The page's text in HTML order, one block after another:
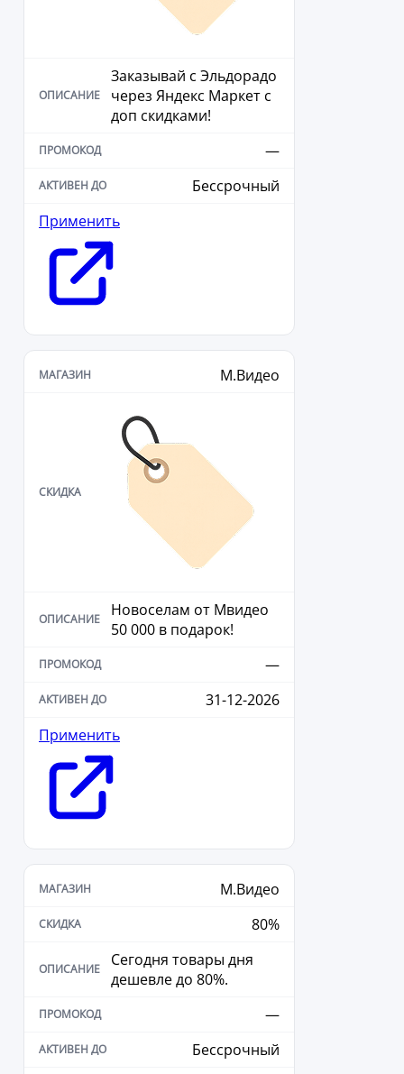
Заказывай с Эльдорадо
через Яндекс Маркет с
доп скидками!
—
Бессрочный
Применить
М.Видео
Новоселам от Мвидео
50 000 в подарок!
—
31-12-2026
Применить
М.Видео
80%
Сегодня товары дня
дешевле до 80%.
—
Бессрочный